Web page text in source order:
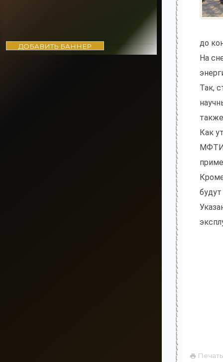
ДОБАВИТЬ БАННЕР
до
На
Так,
Как
МФТИ
Печать